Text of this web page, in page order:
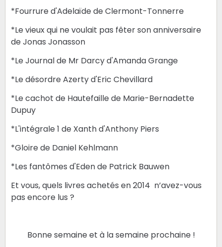
*Fourrure d'Adelaïde de Clermont-Tonnerre
*Le vieux qui ne voulait pas fêter son anniversaire
de Jonas Jonasson
*Le Journal de Mr Darcy d'Amanda Grange
*Le désordre Azerty d'Eric Chevillard
*Le cachot de Hautefaille de Marie-Bernadette
Dupuy
*L'intégrale 1 de Xanth d'Anthony Piers
*Gloire de Daniel Kehlmann
*Les fantômes d'Eden de Patrick Bauwen
Et vous, quels livres achetés en 2014 n’avez-vous
pas encore lus ?
Bonne semaine et à la semaine prochaine !